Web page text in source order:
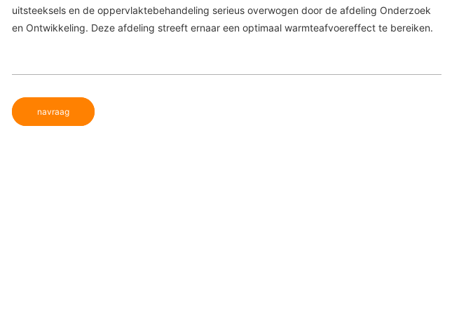
uitsteeksels en de oppervlaktebehandeling serieus overwogen door de afdeling Onderzoek
en Ontwikkeling. Deze afdeling streeft ernaar een optimaal warmteafvoereffect te bereiken.
navraag